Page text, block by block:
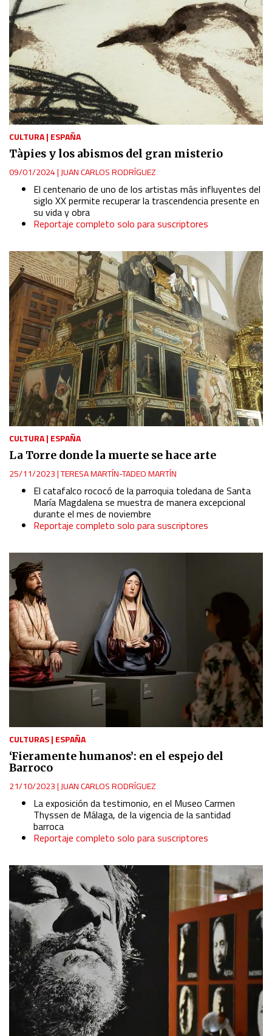
CULTURA| ESPAÑA
Tàpies y los abismos del gran misterio
09/01/2024|JUAN CARLOS RODRÍGUEZ
El centenario de uno de los artistas más influyentes del
siglo XX permite recuperar la trascendencia presente en
su vida y obra
Reportaje completo solo para suscriptores
CULTURA| ESPAÑA
La Torre donde la muerte se hace arte
25/11/2023|TERESA MARTÍN-TADEO MARTÍN
El catafalco rococó de la parroquia toledana de Santa
María Magdalena se muestra de manera excepcional
durante el mes de noviembre
Reportaje completo solo para suscriptores
CULTURAS| ESPAÑA
‘Fieramente humanos’: en el espejo del
Barroco
21/10/2023| JUAN CARLOS RODRÍGUEZ
La exposición da testimonio, en el Museo Carmen
Thyssen de Málaga, de la vigencia de la santidad
barroca
Reportaje completo solo para suscriptores
Identify devices based on information actively requested
Non-IAB processing purposes:
Essential
Analytical
Functional
Advertising